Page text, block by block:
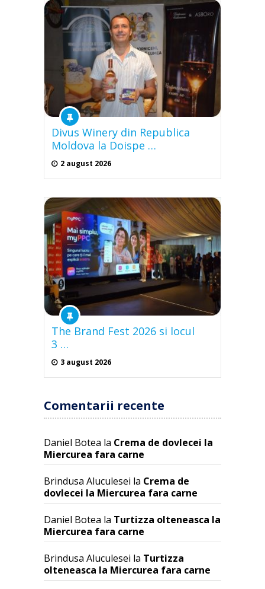
Divus Winery din Republica
Moldova la Doispe …
2 august 2026
The Brand Fest 2026 si locul
3 …
3 august 2026
Comentarii recente
Daniel Botea la Crema de dovlecei la
Miercurea fara carne
Brindusa Aluculesei la Crema de
dovlecei la Miercurea fara carne
Daniel Botea la Turtizza olteneasca la
Miercurea fara carne
Brindusa Aluculesei la Turtizza
olteneasca la Miercurea fara carne